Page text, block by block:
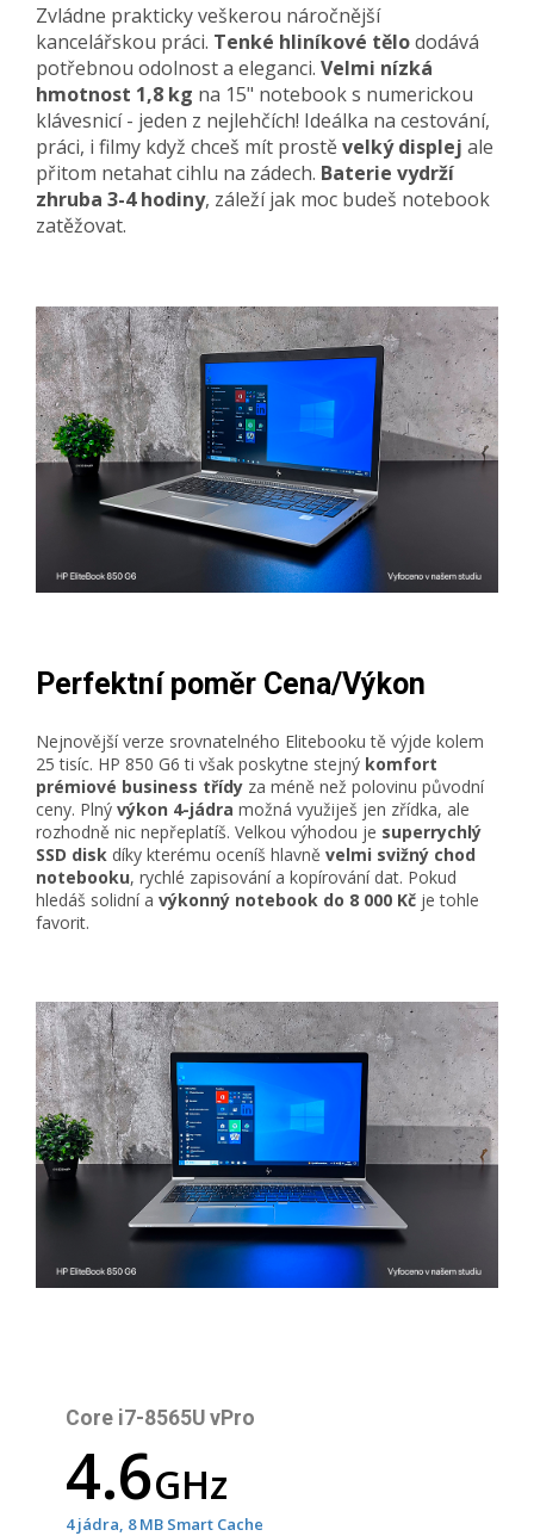
Zvládne prakticky veškerou náročnější
kancelářskou práci. Tenké hliníkové tělododává
potřebnou odolnost a eleganci. Velmi nízká
hmotnost 1,8 kg na 15" notebook s numerickou
klávesnicí - jeden z nejlehčích! Ideálka na cestování,
práci, i filmy když chceš mít prostěvelký displej ale
přitom netahat cihlu na zádech. Baterie vydrží
zhruba 3-4 hodiny, záleží jak moc budeš notebook
zatěžovat.
Perfektní poměr Cena/Výkon
Nejnovější verze srovnatelného Elitebooku tě výjde kolem
25 tisíc. HP 850 G6 ti však poskytne stejný komfort
prémiové business třídy za méně než polovinu původní
ceny. Plný výkon 4-jádra možná využiješ jen zřídka, ale
rozhodně nic nepřeplatíš. Velkou výhodou je superrychlý
SSD disk díky kterému oceníš hlavně velmi svižný chod
notebooku, rychlé zapisování a kopírování dat. Pokud
hledáš solidní a výkonný notebook do 8 000 Kč je tohle
favorit.
Core i7-8565U vPro
4.6GHz
4 jádra, 8 MB Smart Cache